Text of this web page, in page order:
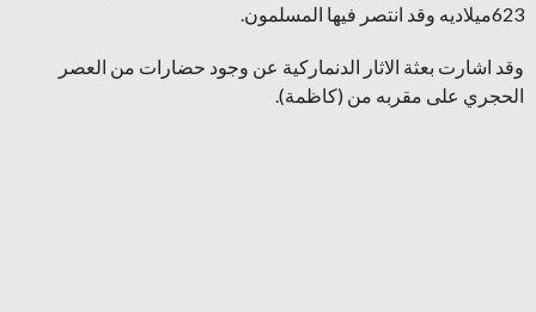
623ميلاديه وقد انتصر فيها المسلمون.
وقد اشارت بعثة الاثار الدنماركية عن وجود حضارات من العصر
الحجري على مقربه من (كاظمة).